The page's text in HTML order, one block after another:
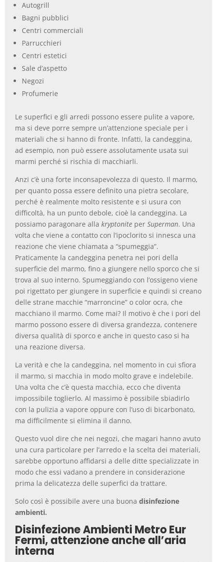
Autogrill
Bagni pubblici
Centri commerciali
Parrucchieri
Centri estetici
Sale d’aspetto
Negozi
Profumerie
Le superfici e gli arredi possono essere pulite a vapore,
ma si deve porre sempre un’attenzione speciale per i
materiali che si hanno di fronte. Infatti, la candeggina,
ad esempio, non può essere assolutamente usata sui
marmi perché si rischia di macchiarli.
Anzi c’è una forte inconsapevolezza di questo. Il marmo,
per quanto possa essere definito una pietra secolare,
perché è realmente molto resistente e si usura con
difficoltà, ha un punto debole, cioè la candeggina. La
possiamo paragonare allakryptonite perSuperman. Una
volta che viene a contatto con l’ipoclorito si innesca una
reazione che viene chiamata a “spumeggia”.
Praticamente la candeggina penetra nei pori della
superficie del marmo, fino a giungere nello sporco che si
trova al suo interno. Spumeggiando con l’ossigeno viene
poi rigettato per giungere in superficie e quindi si creano
delle strane macchie “marroncine” o color ocra, che
macchiano il marmo. Come mai? Il motivo è che i pori del
marmo possono essere di diversa grandezza, contenere
diversa qualità di sporco e anche in questo caso si ha
una reazione diversa.
La verità e che la candeggina, nel momento in cui sfiora
il marmo, si macchia in modo molto grave e indelebile.
Una volta che c’è questa macchia, ecco che diventa
impossibile toglierlo. Al massimo è possibile sbiadirlo
con la pulizia a vapore oppure con l’uso di bicarbonato,
ma difficilmente si elimina il danno.
Questo vuol dire che nei negozi, che magari hanno avuto
una cura particolare per l’arredo e la scelta dei materiali,
sarebbe opportuno affidarsi a delle ditte specializzate in
modo che essi vadano a prendere in considerazione
prima la delicatezza delle superfici da trattare.
Solo così è possibile avere una buonadisinfezione
ambienti.
Disinfezione Ambienti Metro Eur
Fermi, attenzione anche all’aria
interna